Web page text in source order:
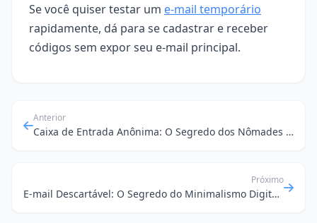
Se você quiser testar um e-mail temporário
rapidamente, dá para se cadastrar e receber
códigos sem expor seu e-mail principal.
Anterior
Caixa de Entrada Anônima: O Segredo dos Nômades Digitais para Registro Seguro em Qualquer Lugar
Próximo
E-mail Descartável: O Segredo do Minimalismo Digital e da Sua Paz de Espírito Online